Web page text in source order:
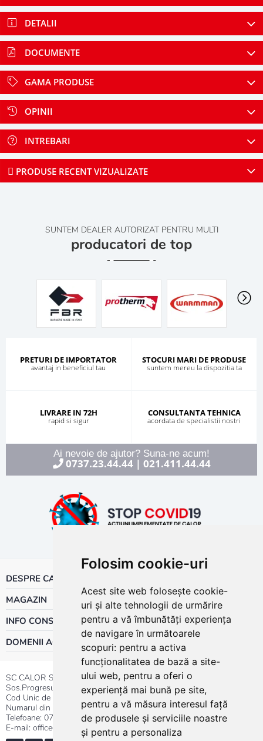
Folosim cookie-uri
Acest site web folosește cookie-
uri și alte tehnologii de urmărire
pentru a vă îmbunătăți experiența
de navigare în următoarele
scopuri: pentru a activa
funcționalitatea de bază a site-
ului web, pentru a oferi o
experiență mai bună pe site,
pentru a vă măsura interesul față
de produsele și serviciile noastre
și pentru a personaliza
DETALII
DOCUMENTE
GAMA PRODUSE
OPINII
INTREBARI
PRODUSE RECENT VIZUALIZATE
SUNTEM DEALER AUTORIZAT PENTRU MULTI
producatori de top
PRETURI DE IMPORTATOR
avantaj in beneficiul tau
STOCURI MARI DE PRODUSE
suntem mereu la dispozitia ta
LIVRARE IN 72H
rapid si sigur
CONSULTANTA TEHNICA
acordata de specialistii nostri
Ai nevoie de ajutor? Suna-ne acum!
0737.23.44.44| 021.411.44.44
DESPRE CALOR
MAGAZIN
INFO CONSUMATOR
DOMENII ACTIVITATE
SC CALOR SRL
Sos.Progresului nr.30-40, Sector 5, Bucuresti
Cod Unic de Inregistrare: RO 3004724
Numarul din Registrul Comertului:J40/13176/1991
Telefoane: 0737.23.44.44|021.411.44.44
E-mail: office@calor.ro